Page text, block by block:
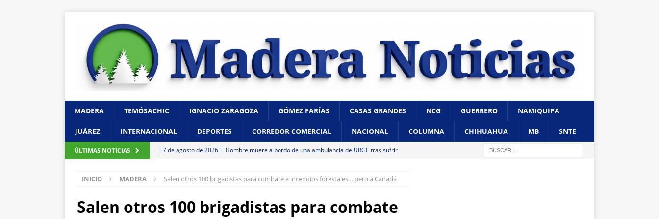
MADERA TEMÓSACHIC IGNACIO ZARAGOZA GÓMEZ FARÍAS CASAS GRANDES NCG GUERRERO NAMIQUIPA
JUÁREZ INTERNACIONAL DEPORTES CORREDOR COMERCIAL NACIONAL COLUMNA CHIHUAHUA MB SNTE
ÚLTIMAS NOTICIAS [ 7 de agosto de 2026 ] Hombre muere a bordo de una ambulancia de URGE tras sufrir
[ 7 de agosto de 2026 ] Santiago de la Peña reúne a 4 mil ciudadanos durante encuentro
en Chihuahua
CHIHUAHUA
[ 7 de agosto de 2026 ] Clausura alcalde Marco Bonilla la Veraneada DIFertida 2026 en
INICIO MADERA Salen otros 100 brigadistas para combate a incendios forestales… pero a Canadá
Salen otros 100 brigadistas para combate